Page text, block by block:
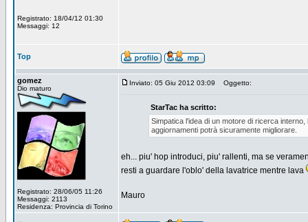
Registrato: 18/04/12 01:30
Messaggi: 12
Top
gomez
Dio maturo
Registrato: 28/06/05 11:26
Messaggi: 2113
Residenza: Provincia di Torino
Inviato: 05 Giu 2012 03:09 Oggetto:
StarTac ha scritto:
Simpatica l'idea di un motore di ricerca
aggiornamenti potrà sicuramente migliorare.
eh... piu' hop introduci, piu' rallenti, ma se
resti a guardare l'oblo' della lavatrice mentre lava
Mauro